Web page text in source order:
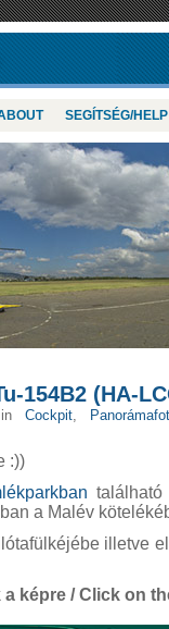
SEGÍTSÉG/HELP
154B2 (HA-
in Cockpit,
:))
a Malév
illetve
képre / Click on